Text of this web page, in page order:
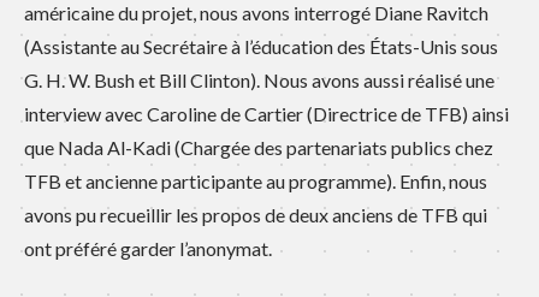
américaine du projet, nous avons interrogé Diane Ravitch
(Assistante au Secrétaire à l’éducation des États-Unis sous
G. H. W. Bush et Bill Clinton). Nous avons aussi réalisé une
interview avec Caroline de Cartier (Directrice de TFB) ainsi
que Nada Al-Kadi (Chargée des partenariats publics chez
TFB et ancienne participante au programme). Enfin, nous
avons pu recueillir les propos de deux anciens de TFB qui
ont préféré garder l’anonymat.